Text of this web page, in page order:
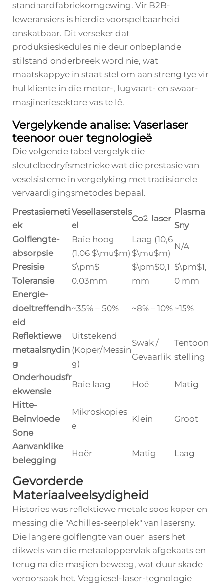
standaardfabriekomgewing. Vir B2B-
leweransiers is hierdie voorspelbaarheid
onskatbaar. Dit verseker dat
produksieskedules nie deur onbeplande
stilstand onderbreek word nie, wat
maatskappye in staat stel om aan streng tye vir
hul kliente in die motor-, lugvaart- en swaar-
masjineriesektore vas te lê.
Vergelykende analise: Vaserlaser
teenoor ouer tegnologieë
Die volgende tabel vergelyk die
sleutelbedryfsmetrieke wat die prestasie van
veselsisteme in vergelyking met tradisionele
vervaardigingsmetodes bepaal.
Prestasiemeti
ek
Vesellaserstels
el
Co2-laser
Plasma
Sny
Golflengte-
absorpsie
Baie hoog
(1,06 $\mu$m)
Laag (10,6
$\mu$m)
N/A
Presisie
Toleransie
$\pm$
0.03mm
$\pm$0,1
mm
$\pm$1,
0 mm
Energie-
doeltreffendh
eid
~35% – 50% ~8% – 10% ~15%
Reflektiewe
metaalsnydin
g
Uitstekend
(Koper/Messin
g)
Swak /
Gevaarlik
Tentoon
stelling
Onderhoudsfr
ekwensie
Baie laag Hoë Matig
Hitte-
Beïnvloede
Sone
Mikroskopies
e
Klein Groot
Aanvanklike
belegging
Hoër Matig Laag
Gevorderde
Materiaalveelsydigheid
Histories was reflektiewe metale soos koper en
messing die "Achilles-seerplek" van lasersny.
Die langere golflengte van ouer lasers het
dikwels van die metaaloppervlak afgekaats en
terug na die masjien beweeg, wat duur skade
veroorsaak het. Veggiesel-laser-tegnologie